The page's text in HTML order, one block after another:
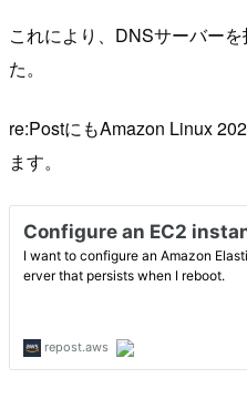
これにより、DNSサーバー
た。
re:PostにもAmazon Linux
ます。